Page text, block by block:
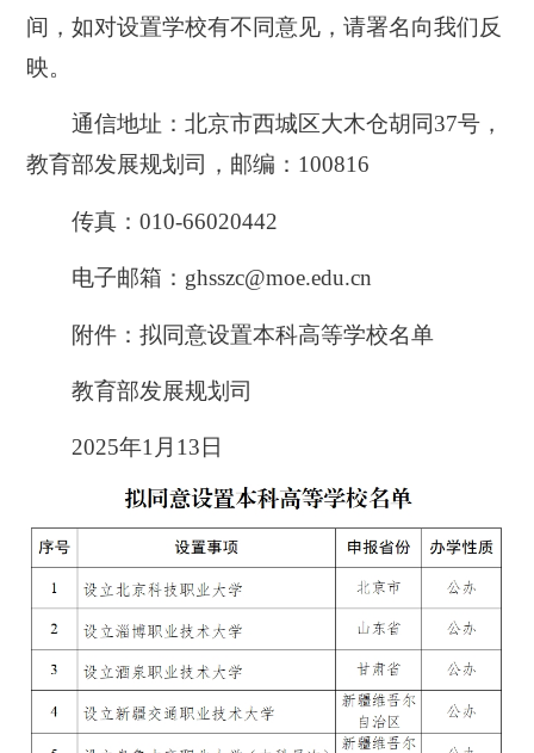
间，如对设置学校有不同意见，请署名向我们反
映。
通信地址：北京市西城区大木仓胡同37号，
教育部发展规划司，邮编：100816
传真：010-66020442
电子邮箱：ghsszc@moe.edu.cn
附件：拟同意设置本科高等学校名单
教育部发展规划司
2025年1月13日